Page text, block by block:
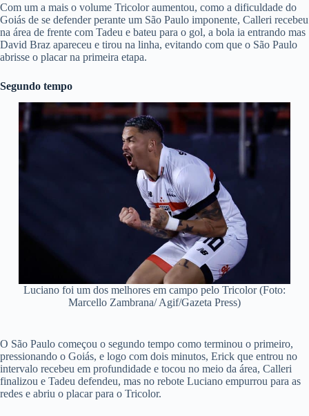
Com um a mais o volume Tricolor aumentou, como a dificuldade do
Goiás de se defender perante um São Paulo imponente, Calleri recebeu
na área de frente com Tadeu e bateu para o gol, a bola ia entrando mas
David Braz apareceu e tirou na linha, evitando com que o São Paulo
abrisse o placar na primeira etapa.
Segundo tempo
Luciano foi um dos melhores em campo pelo Tricolor (Foto:
Marcello Zambrana/ Agif/Gazeta Press)
O São Paulo começou o segundo tempo como terminou o primeiro,
pressionando o Goiás, e logo com dois minutos, Erick que entrou no
intervalo recebeu em profundidade e tocou no meio da área, Calleri
finalizou e Tadeu defendeu, mas no rebote Luciano empurrou para as
redes e abriu o placar para o Tricolor.